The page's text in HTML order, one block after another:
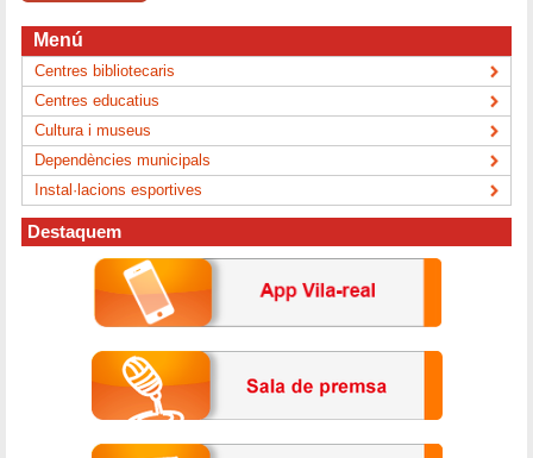
Menú
Centres bibliotecaris
Centres educatius
Cultura i museus
Dependències municipals
Instal·lacions esportives
Destaquem